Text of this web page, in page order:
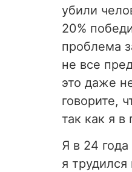
убили
20%
проблема
не все
это даже
говорите,
так как я
Я в 24
я